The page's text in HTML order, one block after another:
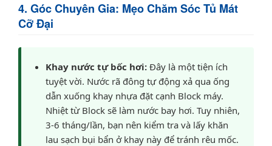
4. Góc Chuyên Gia: Mẹo Chăm Sóc Tủ Mát
Cỡ Đại
Khay nước tự bốc hơi: Đây là một tiện ích
tuyệt vời. Nước rã đông tự động xả qua ống
dẫn xuống khay nhựa đặt cạnh Block máy.
Nhiệt từ Block sẽ làm nước bay hơi. Tuy nhiên,
3-6 tháng/lần, bạn nên kiểm tra và lấy khăn
lau sạch bụi bẩn ở khay này để tránh rêu mốc.